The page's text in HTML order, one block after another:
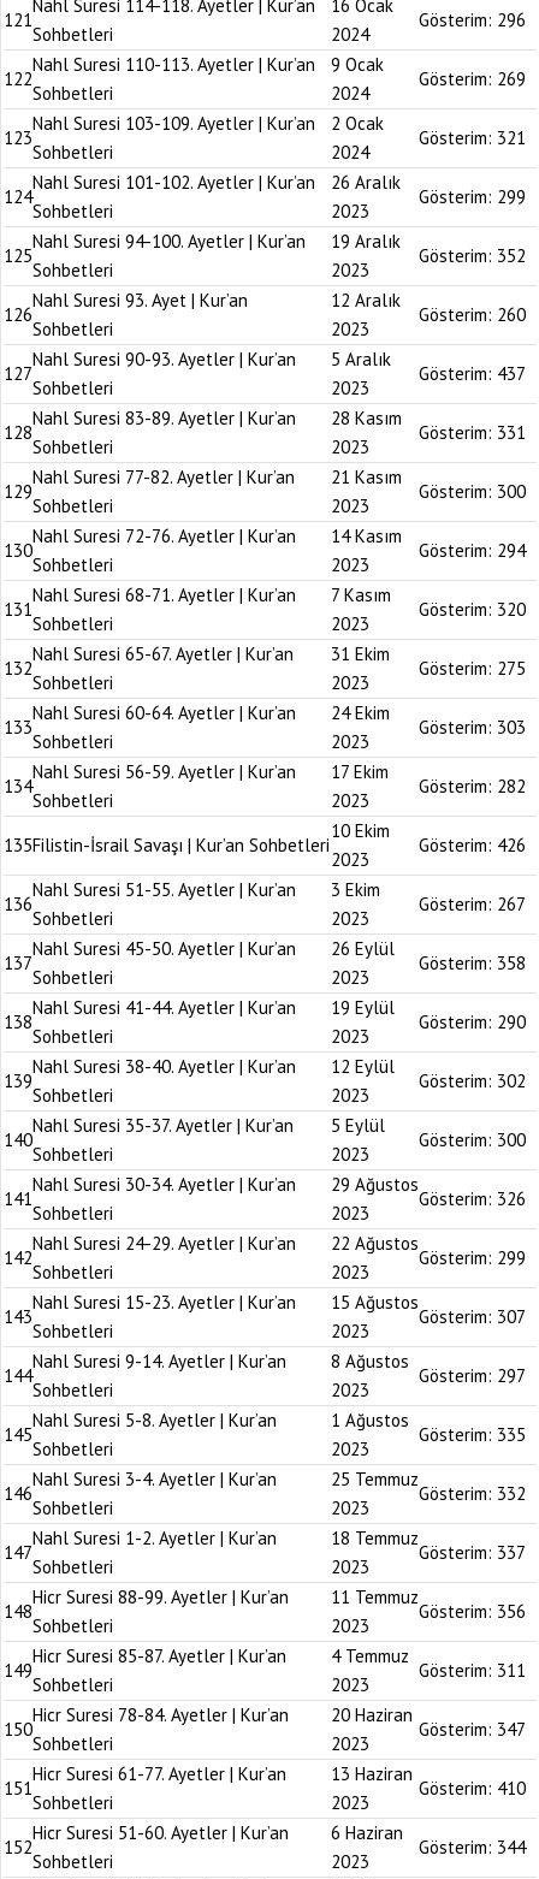
121
Nahl Suresi 114-118. Ayetler | Kur’an
Sohbetleri
16 Ocak
2024
Gösterim: 296
122
Nahl Suresi 110-113. Ayetler | Kur’an
Sohbetleri
9 Ocak
2024
Gösterim: 269
123
Nahl Suresi 103-109. Ayetler | Kur’an
Sohbetleri
2 Ocak
2024
Gösterim: 321
124
Nahl Suresi 101-102. Ayetler | Kur’an
Sohbetleri
26 Aralık
2023
Gösterim: 299
125
Nahl Suresi 94-100. Ayetler | Kur’an
Sohbetleri
19 Aralık
2023
Gösterim: 352
126
Nahl Suresi 93. Ayet | Kur’an
Sohbetleri
12 Aralık
2023
Gösterim: 260
127
Nahl Suresi 90-93. Ayetler | Kur’an
Sohbetleri
5 Aralık
2023
Gösterim: 437
128
Nahl Suresi 83-89. Ayetler | Kur’an
Sohbetleri
28 Kasım
2023
Gösterim: 331
129
Nahl Suresi 77-82. Ayetler | Kur’an
Sohbetleri
21 Kasım
2023
Gösterim: 300
130
Nahl Suresi 72-76. Ayetler | Kur’an
Sohbetleri
14 Kasım
2023
Gösterim: 294
131
Nahl Suresi 68-71. Ayetler | Kur’an
Sohbetleri
7 Kasım
2023
Gösterim: 320
132
Nahl Suresi 65-67. Ayetler | Kur’an
Sohbetleri
31 Ekim
2023
Gösterim: 275
133
Nahl Suresi 60-64. Ayetler | Kur’an
Sohbetleri
24 Ekim
2023
Gösterim: 303
134
Nahl Suresi 56-59. Ayetler | Kur’an
Sohbetleri
17 Ekim
2023
Gösterim: 282
135Filistin-İsrail Savaşı | Kur’an Sohbetleri
10 Ekim
2023
Gösterim: 426
136
Nahl Suresi 51-55. Ayetler | Kur’an
Sohbetleri
3 Ekim
2023
Gösterim: 267
137
Nahl Suresi 45-50. Ayetler | Kur’an
Sohbetleri
26 Eylül
2023
Gösterim: 358
138
Nahl Suresi 41-44. Ayetler | Kur’an
Sohbetleri
19 Eylül
2023
Gösterim: 290
139
Nahl Suresi 38-40. Ayetler | Kur’an
Sohbetleri
12 Eylül
2023
Gösterim: 302
140
Nahl Suresi 35-37. Ayetler | Kur’an
Sohbetleri
5 Eylül
2023
Gösterim: 300
141
Nahl Suresi 30-34. Ayetler | Kur’an
Sohbetleri
29 Ağustos
2023
Gösterim: 326
142
Nahl Suresi 24-29. Ayetler | Kur’an
Sohbetleri
22 Ağustos
2023
Gösterim: 299
143
Nahl Suresi 15-23. Ayetler | Kur’an
Sohbetleri
15 Ağustos
2023
Gösterim: 307
144
Nahl Suresi 9-14. Ayetler | Kur’an
Sohbetleri
8 Ağustos
2023
Gösterim: 297
145
Nahl Suresi 5-8. Ayetler | Kur’an
Sohbetleri
1 Ağustos
2023
Gösterim: 335
146
Nahl Suresi 3-4. Ayetler | Kur’an
Sohbetleri
25 Temmuz
2023
Gösterim: 332
147
Nahl Suresi 1-2. Ayetler | Kur’an
Sohbetleri
18 Temmuz
2023
Gösterim: 337
148
Hicr Suresi 88-99. Ayetler | Kur’an
Sohbetleri
11 Temmuz
2023
Gösterim: 356
149
Hicr Suresi 85-87. Ayetler | Kur’an
Sohbetleri
4 Temmuz
2023
Gösterim: 311
150
Hicr Suresi 78-84. Ayetler | Kur’an
Sohbetleri
20 Haziran
2023
Gösterim: 347
151
Hicr Suresi 61-77. Ayetler | Kur’an
Sohbetleri
13 Haziran
2023
Gösterim: 410
152
Hicr Suresi 51-60. Ayetler | Kur’an
Sohbetleri
6 Haziran
2023
Gösterim: 344